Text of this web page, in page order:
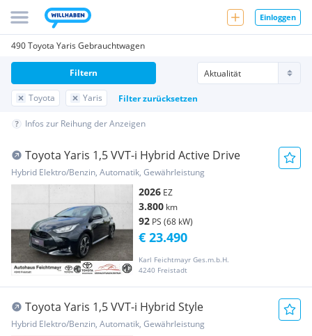
Einloggen
490 Toyota Yaris Gebrauchtwagen
Toyota Yaris Filter zurücksetzen
Filtern
Infos zur Reihung der Anzeigen
Toyota Yaris 1,5 VVT-i Hybrid Active Drive
Hybrid Elektro/Benzin, Automatik, Gewährleistung
2026 EZ
3.800 km
92 PS (68 kW)
Karl Feichtmayr Ges.m.b.H.
4240 Freistadt
€ 23.490
Toyota Yaris 1,5 VVT-i Hybrid Style
Hybrid Elektro/Benzin, Automatik, Gewährleistung